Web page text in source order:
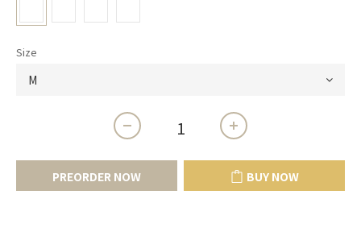
Size
PREORDER NOW BUY NOW